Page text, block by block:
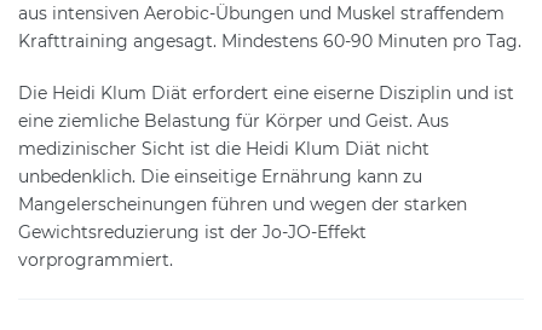
aus intensiven Aerobic-Übungen und Muskel straffendem
Krafttraining angesagt. Mindestens 60-90 Minuten pro Tag.
Die Heidi Klum Diät erfordert eine eiserne Disziplin und ist
eine ziemliche Belastung für Körper und Geist. Aus
medizinischer Sicht ist die Heidi Klum Diät nicht
unbedenklich. Die einseitige Ernährung kann zu
Mangelerscheinungen führen und wegen der starken
Gewichtsreduzierung ist der Jo-JO-Effekt
vorprogrammiert.